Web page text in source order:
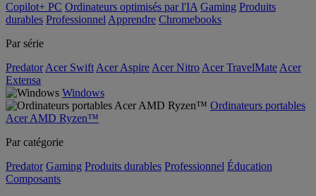
Copilot+ PC Ordinateurs optimisés par l'IA Gaming Produits
durables Professionnel Apprendre Chromebooks
Par série
Predator Acer Swift Acer Aspire Acer Nitro Acer TravelMate Acer
Extensa
Windows
Ordinateurs portables
Acer AMD Ryzen™
Par catégorie
Predator Gaming Produits durables Professionnel Éducation
Composants